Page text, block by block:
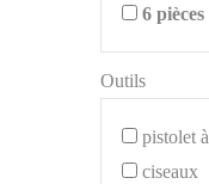
6 pièces
Outils
pistolet
ciseaux